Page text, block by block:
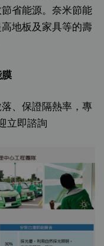
省能源。奈米節能
地板及家具等的壽
、保證隔熱率，專
立即諮詢